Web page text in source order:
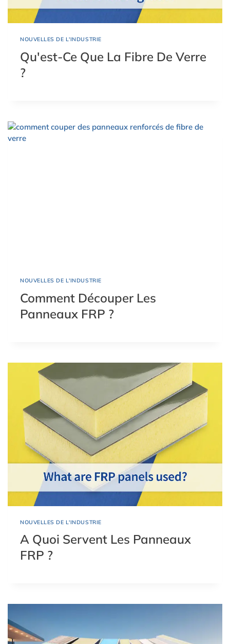
NOUVELLES DE L'INDUSTRIE
Qu'est-Ce Que La Fibre De Verre
?
NOUVELLES DE L'INDUSTRIE
Comment Découper Les
Panneaux FRP ?
NOUVELLES DE L'INDUSTRIE
A Quoi Servent Les Panneaux
FRP ?